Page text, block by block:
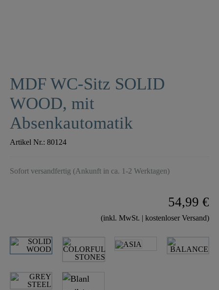
MDF WC-Sitz SOLID
WOOD, mit
Absenkautomatik
Artikel Nr.: 80124
Sofort versandfertig (Ankunft in ca. 1-2 Werktagen)
54,99 €
(inkl. MwSt. | kostenloser Versand)